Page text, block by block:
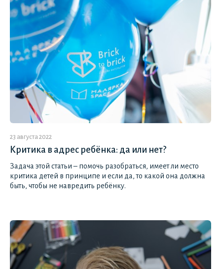
23 августа 2022
Критика в адрес ребёнка: да или нет?
Задача этой статьи – помочь разобраться, имеет ли место
критика детей в принципе и если да, то какой она должна
быть, чтобы не навредить ребёнку.